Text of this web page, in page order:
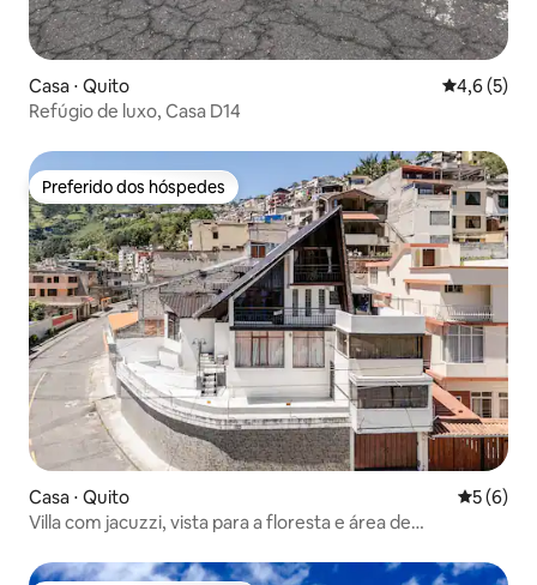
Casa ⋅ Quito 4,6 de
4,6 (5)
Refúgio de luxo, Casa D14
Preferido dos hóspedes
Preferido dos hóspedes
Casa ⋅ Quito 5 de
5 (6)
Villa com jacuzzi, vista para a floresta e área de